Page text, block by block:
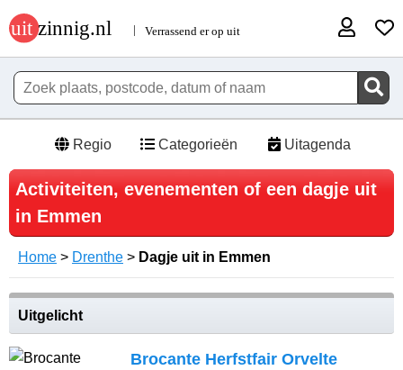
Regio Categorieën Uitagenda
Activiteiten, evenementen of een dagje uit
in Emmen
Home > Drenthe > Dagje uit in Emmen
Uitgelicht
Brocante Herfstfair Orvelte